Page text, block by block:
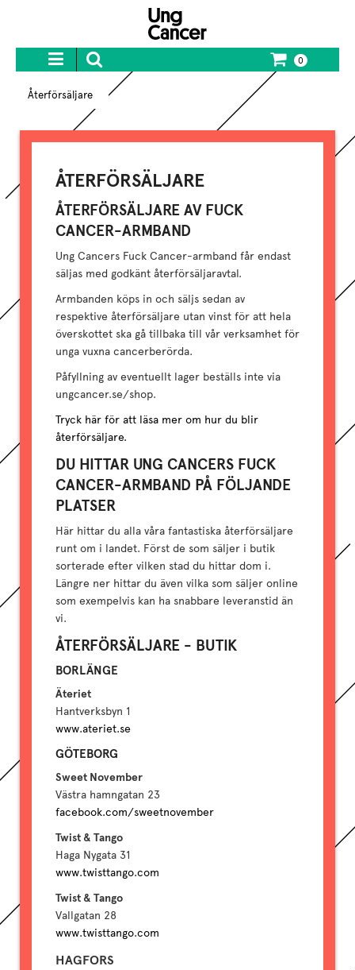
0
Återförsäljare
ÅTERFÖRSÄLJARE
ÅTERFÖRSÄLJARE AV FUCK
CANCER-ARMBAND
Ung Cancers Fuck Cancer-armband får endast
säljas med godkänt återförsäljaravtal.
Armbanden köps in och säljs sedan av
respektive återförsäljare utan vinst för att hela
överskottet ska gå tillbaka till vår verksamhet för
unga vuxna cancerberörda.
Påfyllning av eventuellt lager beställs inte via
ungcancer.se/shop.
Tryck här för att läsa mer om hur du blir
återförsäljare.
DU HITTAR UNG CANCERS FUCK
CANCER-ARMBAND PÅ FÖLJANDE
PLATSER
Här hittar du alla våra fantastiska återförsäljare
runt om i landet. Först de som säljer i butik
sorterade efter vilken stad du hittar dom i.
Längre ner hittar du även vilka som säljer online
som exempelvis kan ha snabbare leveranstid än
vi.
ÅTERFÖRSÄLJARE - BUTIK
BORLÄNGE
Äteriet
Hantverksbyn 1
www.ateriet.se
GÖTEBORG
Sweet November
Västra hamngatan 23
facebook.com/sweetnovember
Twist & Tango
Haga Nygata 31
www.twisttango.com
Twist & Tango
Vallgatan 28
www.twisttango.com
HAGFORS